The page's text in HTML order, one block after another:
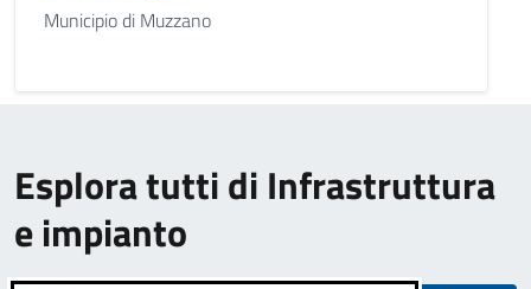
Municipio di Muzzano
Esplora tutti di Infrastruttura
e impianto